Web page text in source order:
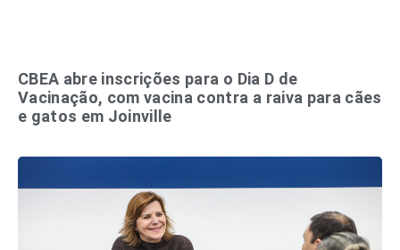
CBEA abre inscrições para o Dia D de
Vacinação, com vacina contra a raiva para cães
e gatos em Joinville